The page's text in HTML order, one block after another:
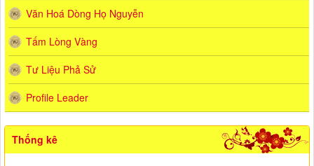
Văn Hoá Dòng Họ Nguyễn
Tấm Lòng Vàng
Tư Liệu Phả Sử
Profile Leader
Thống kê